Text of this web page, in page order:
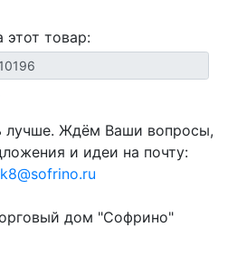
этот товар:
лучше. Ждём Ваши вопросы,
и идеи на почту:
дом "Софрино"